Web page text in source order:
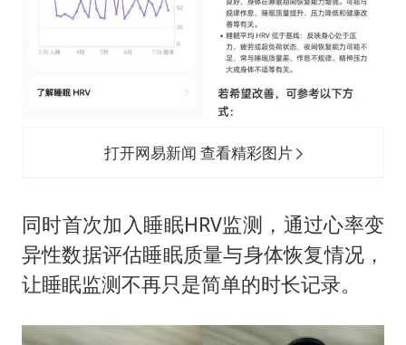
打开网易新闻 查看精彩图片
同时首次加入睡眠HRV监测，通过心率变
异性数据评估睡眠质量与身体恢复情况，
让睡眠监测不再只是简单的时长记录。